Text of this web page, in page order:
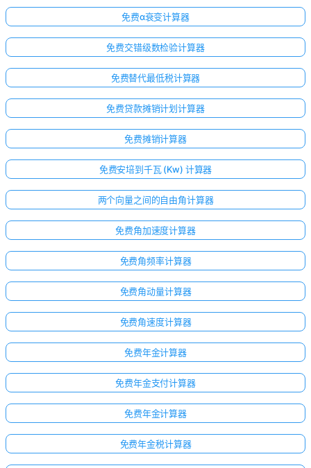
免费α衰变计算器
免费交错级数检验计算器
免费替代最低税计算器
免费贷款摊销计划计算器
免费摊销计算器
免费安培到千瓦 (Kw) 计算器
两个向量之间的自由角计算器
免费角加速度计算器
免费角频率计算器
免费角动量计算器
免费角速度计算器
免费年金计算器
免费年金支付计算器
免费年金计算器
免费年金税计算器